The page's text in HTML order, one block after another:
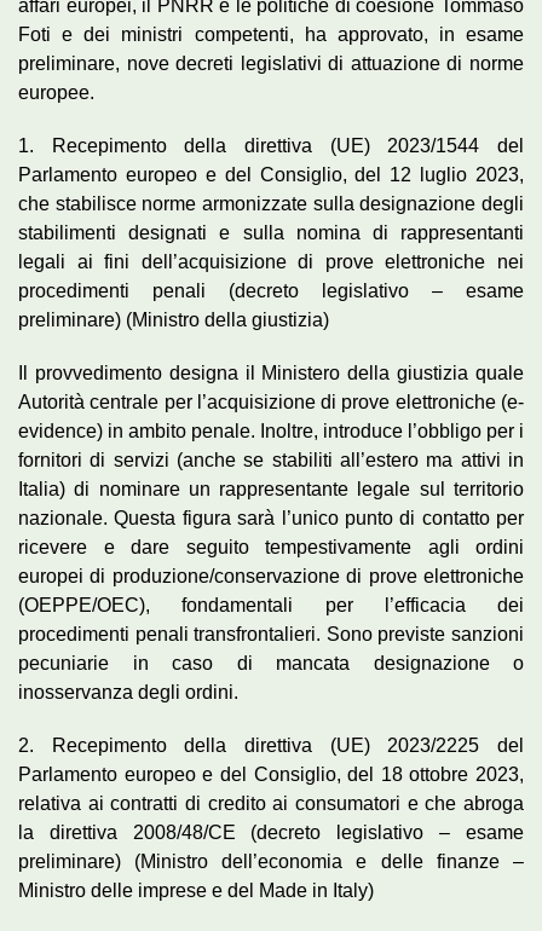
affari europei, il PNRR e le politiche di coesione Tommaso
Foti e dei ministri competenti, ha approvato, in esame
preliminare, nove decreti legislativi di attuazione di norme
europee.
1. Recepimento della direttiva (UE) 2023/1544 del
Parlamento europeo e del Consiglio, del 12 luglio 2023,
che stabilisce norme armonizzate sulla designazione degli
stabilimenti designati e sulla nomina di rappresentanti
legali ai fini dell’acquisizione di prove elettroniche nei
procedimenti penali (decreto legislativo – esame
preliminare) (Ministro della giustizia)
Il provvedimento designa il Ministero della giustizia quale
Autorità centrale per l’acquisizione di prove elettroniche (e-
evidence) in ambito penale. Inoltre, introduce l’obbligo per i
fornitori di servizi (anche se stabiliti all’estero ma attivi in
Italia) di nominare un rappresentante legale sul territorio
nazionale. Questa figura sarà l’unico punto di contatto per
ricevere e dare seguito tempestivamente agli ordini
europei di produzione/conservazione di prove elettroniche
(OEPPE/OEC), fondamentali per l’efficacia dei
procedimenti penali transfrontalieri. Sono previste sanzioni
pecuniarie in caso di mancata designazione o
inosservanza degli ordini.
2. Recepimento della direttiva (UE) 2023/2225 del
Parlamento europeo e del Consiglio, del 18 ottobre 2023,
relativa ai contratti di credito ai consumatori e che abroga
la direttiva 2008/48/CE (decreto legislativo – esame
preliminare) (Ministro dell’economia e delle finanze –
Ministro delle imprese e del Made in Italy)